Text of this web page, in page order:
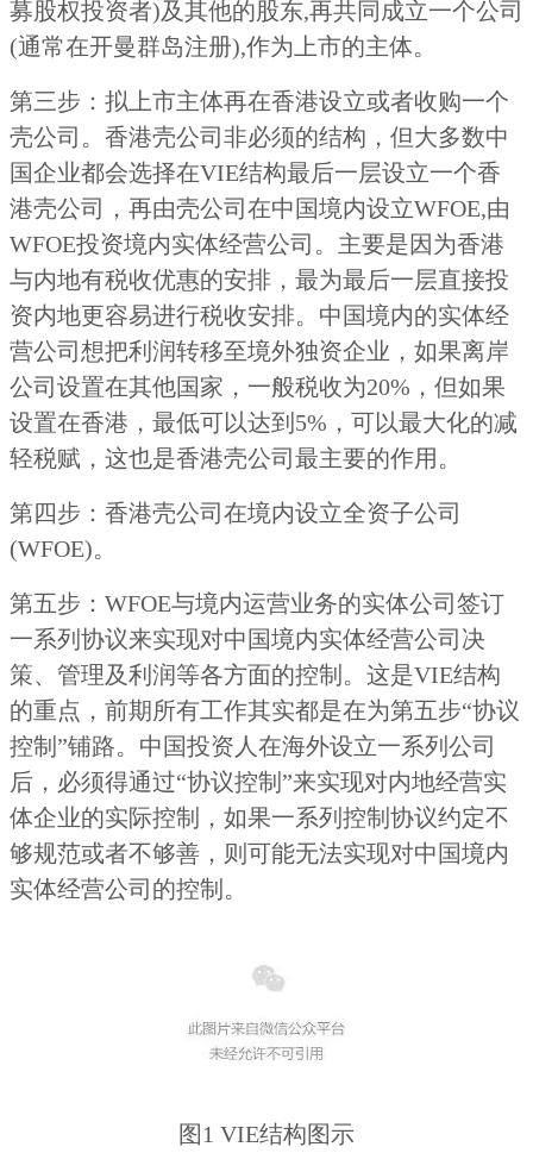
募股权投资者)及其他的股东,再共同成立一个公司
(通常在开曼群岛注册),作为上市的主体。
第三步：拟上市主体再在香港设立或者收购一个
壳公司。香港壳公司非必须的结构，但大多数中
国企业都会选择在VIE结构最后一层设立一个香
港壳公司，再由壳公司在中国境内设立WFOE,由
WFOE投资境内实体经营公司。主要是因为香港
与内地有税收优惠的安排，最为最后一层直接投
资内地更容易进行税收安排。中国境内的实体经
营公司想把利润转移至境外独资企业，如果离岸
公司设置在其他国家，一般税收为20%，但如果
设置在香港，最低可以达到5%，可以最大化的减
轻税赋，这也是香港壳公司最主要的作用。
第四步：香港壳公司在境内设立全资子公司
(WFOE)。
第五步：WFOE与境内运营业务的实体公司签订
一系列协议来实现对中国境内实体经营公司决
策、管理及利润等各方面的控制。这是VIE结构
的重点，前期所有工作其实都是在为第五步“协议
控制”铺路。中国投资人在海外设立一系列公司
后，必须得通过“协议控制”来实现对内地经营实
体企业的实际控制，如果一系列控制协议约定不
够规范或者不够善，则可能无法实现对中国境内
实体经营公司的控制。
图1 VIE结构图示